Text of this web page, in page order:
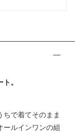
。
ちで着てそのまま
ールインワンの組